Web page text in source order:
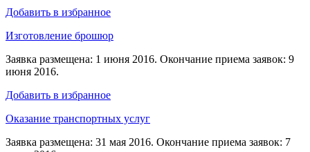
Добавить в избранное
Изготовление брошюр
Заявка размещена: 1 июня 2016. Окончание приема заявок: 9
июня 2016.
Добавить в избранное
Оказание транспортных услуг
Заявка размещена: 31 мая 2016. Окончание приема заявок: 7